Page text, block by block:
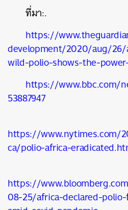
ที่มา:.
https://
development/2020/aug/
wild-polio-shows-the-
https://www.bbc.com/
53887947
https://
ca/polio-africa-
https://
08-25/africa-declared-